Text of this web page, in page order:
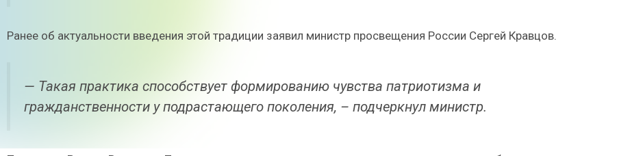
Ранее об актуальности введения этой традиции заявил министр просвещения России Сергей Кравцов.
— Такая практика способствует формированию чувства патриотизма и
гражданственности у подрастающего поколения, – подчеркнул министр.